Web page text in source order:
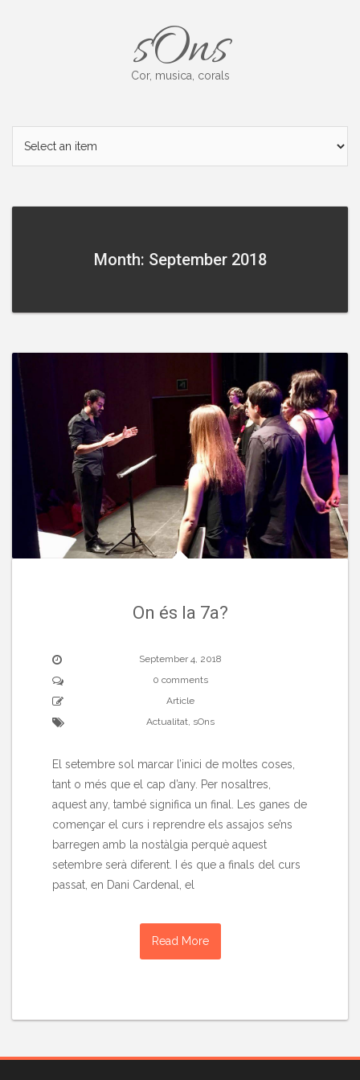
sOns
Cor, musica, corals
Month: September 2018
On és la 7a?
September 4, 2018
0 comments
Article
Actualitat, sOns
El setembre sol marcar l’inici de moltes coses,
tant o més que el cap d’any. Per nosaltres,
aquest any, també significa un final. Les ganes de
començar el curs i reprendre els assajos se’ns
barregen amb la nostàlgia perquè aquest
setembre serà diferent. I és que a finals del curs
passat, en Dani Cardenal, el
Read More